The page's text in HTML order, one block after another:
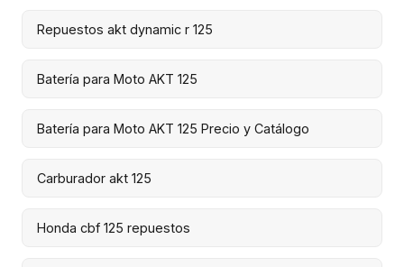
Repuestos akt dynamic r 125
Batería para Moto AKT 125
Batería para Moto AKT 125 Precio y Catálogo
Carburador akt 125
Honda cbf 125 repuestos